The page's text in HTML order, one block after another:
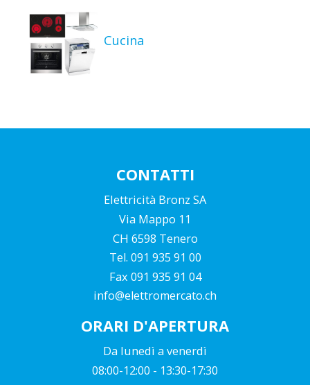
Cucina
CONTATTI
Elettricità Bronz SA
Via Mappo 11
CH 6598 Tenero
Tel. 091 935 91 00
Fax 091 935 91 04
info@elettromercato.ch
ORARI D'APERTURA
Da lunedì a venerdì
08:00-12:00 - 13:30-17:30